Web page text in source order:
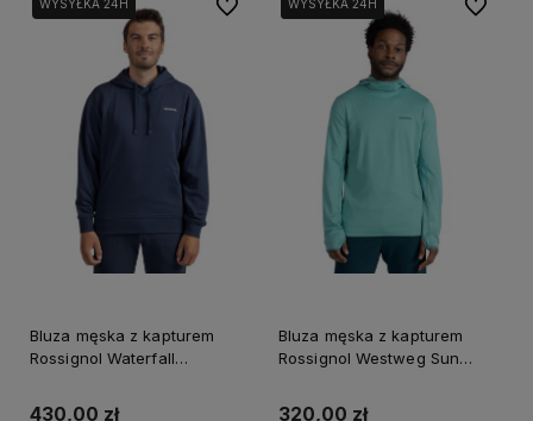
WYSYŁKA 24H
Bluza męska z kapturem
Rossignol Waterfall
430,00 zł
Do ulubionychWYSYŁKA 24H
WYSYŁKA 24H
Bluza męska z kapturem
Rossignol Westweg Sun
320,00 zł
Do